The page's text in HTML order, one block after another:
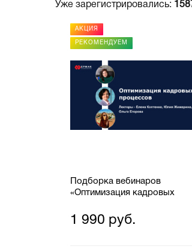
Уже зарегистрировались:
АКЦИЯ
РЕКОМЕНДУЕМ
Подборка вебинаров
«Оптимизация кадровых
1 990 руб.